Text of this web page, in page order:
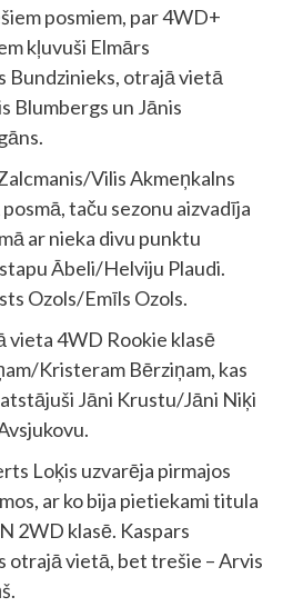
posmiem, par 4WD+
kļuvuši Elmārs
Bundzinieks, otrajā vietā
Blumbergs un Jānis
Vilis Akmeņkalns
taču sezonu aizvadīja
ar nieka divu punktu
Ābeli/Helviju Plaudi.
Ozols/Emīls Ozols.
vieta 4WD Rookie klasē
Kristeram Bērziņam, kas
Jāni Krustu/Jāni Niķi
Loķis uzvarēja pirmajos
ar ko bija pietiekami titula
2WD klasē. Kaspars
otrajā vietā, bet trešie – Arvis